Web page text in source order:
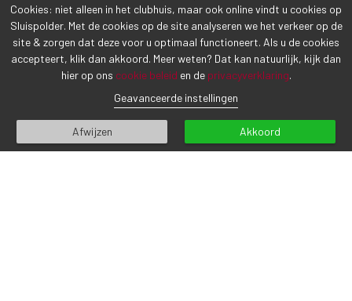
Cookies: niet alleen in het clubhuis, maar ook online vindt u cookies op
Sluispolder. Met de cookies op de site analyseren we het verkeer op de
site & zorgen dat deze voor u optimaal functioneert. Als u de cookies
accepteert, klik dan akkoord. Meer weten? Dat kan natuurlijk, kijk dan
hier op ons cookie beleid en de privacyverklaring.
Geavanceerde instellingen
Afwijzen Akkoord